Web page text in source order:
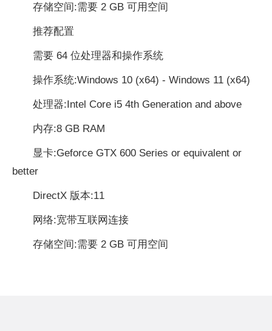
存储空间:需要 2 GB 可用空间
推荐配置
需要 64 位处理器和操作系统
操作系统:Windows 10 (x64) - Windows 11 (x64)
处理器:Intel Core i5 4th Generation and above
内存:8 GB RAM
显卡:Geforce GTX 600 Series or equivalent or
better
DirectX 版本:11
网络:宽带互联网连接
存储空间:需要 2 GB 可用空间